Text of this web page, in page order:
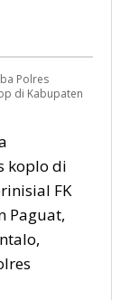
Polres
di Kabupaten
koplo di
FK
Paguat,